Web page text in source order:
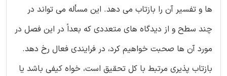
ها و تفسیر آن را بازتاب می دهد. این مسأله می تواند در
چند سطح و از دیدگاه های متعددی که بعداً در این فصل در
مورد آن ها صحبت خواهیم کرد، در فرایندی فعال رخ دهد.
بازتاب پذیری مرتبط با کل تحقیق است، خواه کیفی باشد یا